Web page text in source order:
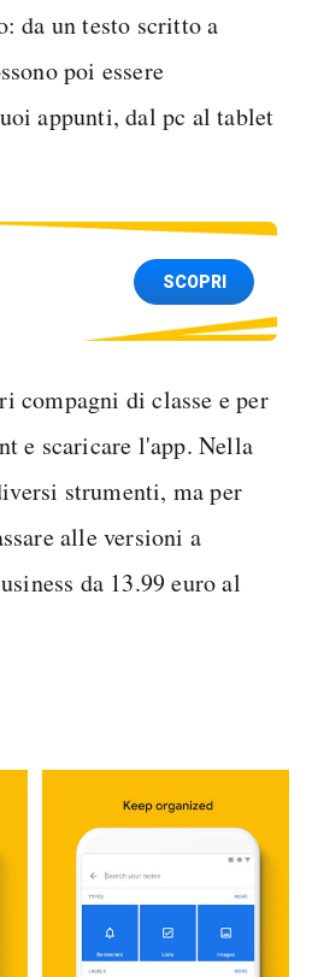
da un testo scritto a
poi essere
appunti, dal pc al tablet
SCOPRI
compagni di classe e per
e scaricare l'app. Nella
strumenti, ma per
alle versioni a
da 13.99 euro al